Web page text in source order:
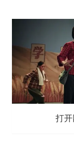
打